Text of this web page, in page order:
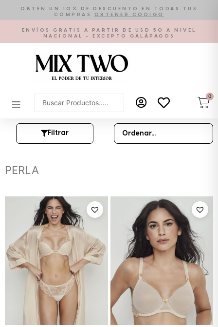
contenido
OBTÉN UN 10% DE DESCUENTO EN TODAS TUS
COMPRAS
OBTENER CÓDIGO
ENVÍOS GRATIS A PARTIR DE USD 50 A NIVEL
NACIONAL - EXCEPTO GALÁPAGOS
Search
...
0
Filtrar
PERLA